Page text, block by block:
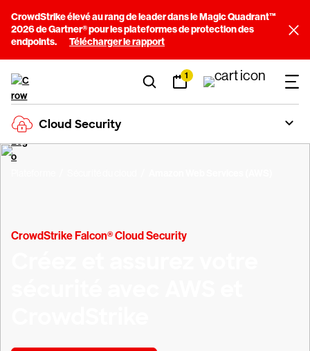
CrowdStrike élevé au rang de leader dans le Magic Quadrant™
2026 de Gartner® pour les plateformes de protection des
endpoints.
Télécharger le rapport
1
Cloud Security
CrowdStrike Falcon® Cloud Security